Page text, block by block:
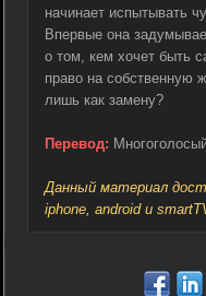
начинает испытывать
Впервые она
о том, кем хочет быть
право на собственную
лишь как замену?
Перевод:
Данный материал
iphone, android и